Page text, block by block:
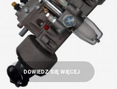
DOWIEDZ SIĘ WIĘCEJ